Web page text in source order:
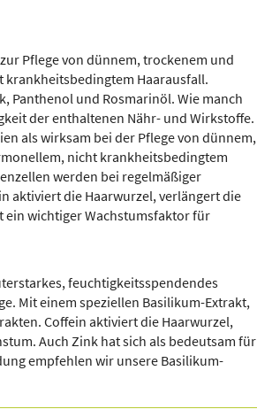
Pflege von dünnem, trockenem und
Haarausfall.
Panthenol und Rosmarinöl. Wie manch
der enthaltenen Nähr- und Wirkstoffe.
als wirksam bei der Pflege von dünnem,
nicht krankheitsbedingtem
werden bei regelmäßiger
aktiviert die Haarwurzel, verlängert die
ein wichtiger Wachstumsfaktor für
feuchtigkeitsspendendes
Mit einem speziellen Basilikum-Extrakt,
Coffein aktiviert die Haarwurzel,
Auch Zink hat sich als bedeutsam für
empfehlen wir unsere Basilikum-
Dieses Video ist im erweiterten Datenschutzmodus
eingebunden. Mit Klick auf den Wiedergabe-
Verwendung durch Youtubefinden Sie hier.